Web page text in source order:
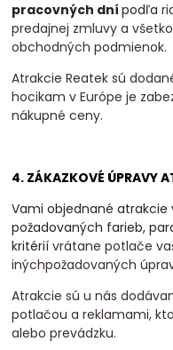
pracovných dnípodľa
predajnej zmluvy a
obchodných podmienok.
Atrakcie Reatek sú
hocikam v Európe je
nákupné ceny.
4. ZÁKAZKOVÉ ÚPRAVY
Vami objednané
požadovaných farieb,
kritérií vrátane potlače
inýchpožadovaných
Atrakcie sú u nás
potlačou a reklamami,
alebo prevádzku.